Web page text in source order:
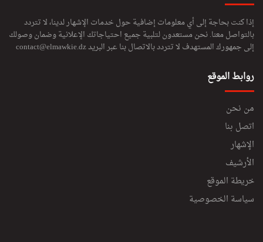
إذا كنت بحاجة إلى أي معلومات إضافية حول خدمات الإشهار لدينا، لا تتردد
بالتواصل معنا. نحن مستعدون لتلبية جميع احتياجاتك الإعلانية وضمان وصولك
إلى جمهورك المستهدف لا تتردد بالاتصال بنا عبر البريدcontact@elmawkie.dz
روابط الموقع
من نحن
اتصل بنا
الإشهار
الأرشيف
خريطة الموقع
سياسة الخصوصية